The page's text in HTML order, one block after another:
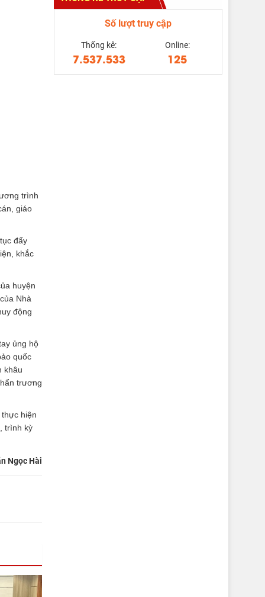
trình
giáo
đẩy
khắc
huyện
Nhà
động
ủng hộ
quốc
khâu
trương
hiện
trình kỳ
Ngọc Hài
Số lượt truy cập
Thống kê:
7.537.533
Online:
125